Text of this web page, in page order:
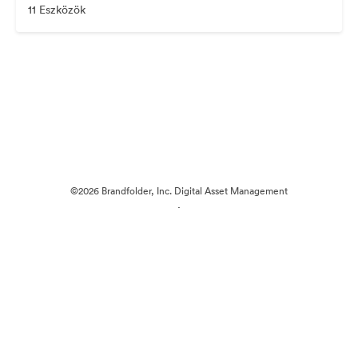
11 Eszközök
©2026 Brandfolder, Inc. Digital Asset Management
·